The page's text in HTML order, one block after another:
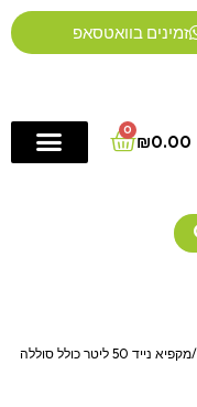
זמינים בוואטסאפ
₪0.00
0
Cart
/ מקרר/מקפיא נייד 50 ליטר כולל סוללה